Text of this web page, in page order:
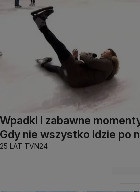
Wpadki i zabawne
Gdy nie wszystko idzie po
25 LAT TVN24